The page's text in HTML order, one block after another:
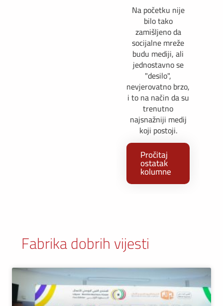
Na početku nije
bilo tako
zamišljeno da
socijalne mreže
budu mediji, ali
jednostavno se
"desilo",
nevjerovatno brzo,
i to na način da su
trenutno
najsnažniji medij
koji postoji.
Pročitaj
ostatak
kolumne
Fabrika dobrih vijesti